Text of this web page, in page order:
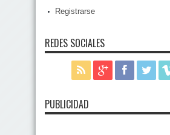
Registrarse
REDES SOCIALES
PUBLICIDAD